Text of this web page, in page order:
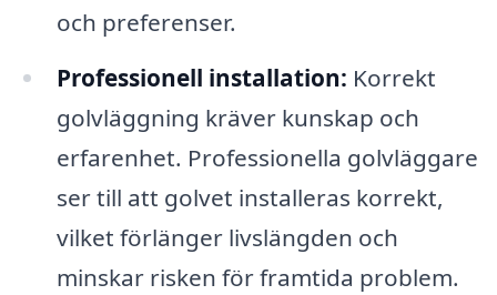
och preferenser.
Professionell installation: Korrekt
golvläggning kräver kunskap och
erfarenhet. Professionella golvläggare
ser till att golvet installeras korrekt,
vilket förlänger livslängden och
minskar risken för framtida problem.